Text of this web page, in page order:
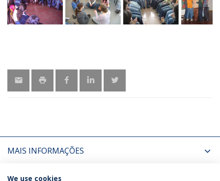
MAIS INFORMAÇÕES
ÚLTIMAS NOTÍCIAS
We use cookies